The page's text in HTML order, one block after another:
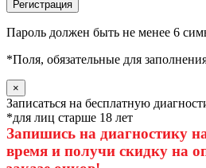
Пароль должен быть не менее 6
*Поля, обязательные для
×
Записаться на бесплатную
*для лиц старше 18 лет
Запишись на диагностику
время и получи скидку на